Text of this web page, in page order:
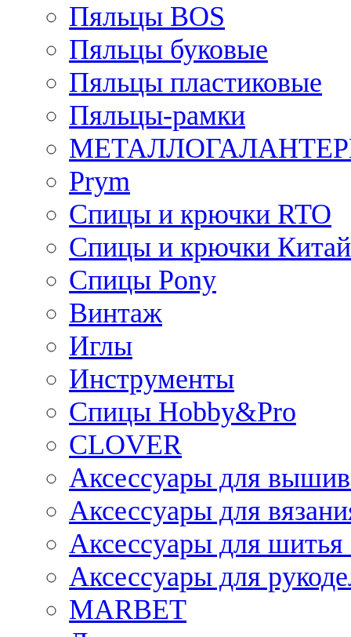
Пяльцы BOS
Пяльцы буковые
Пяльцы пластиковые
Пяльцы-рамки
Prym
Спицы и крючки RTO
Спицы и крючки Китай
Спицы Pony
Винтаж
Иглы
Инструменты
Спицы Hobby&Pro
CLOVER
Аксессуары для
Аксессуары для
Аксессуары для
Аксессуары для
MARBET